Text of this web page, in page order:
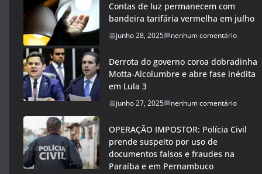
Contas de luz permanecem com
bandeira tarifária vermelha em julho
junho 28, 2025 nenhum comentário
Derrota do governo coroa dobradinha
Motta-Alcolumbre e abre fase inédita
em Lula 3
junho 27, 2025 nenhum comentário
OPERAÇÃO IMPOSTOR: Polícia Civil
prende suspeito por uso de
documentos falsos e fraudes na
Paraíba e em Pernambuco